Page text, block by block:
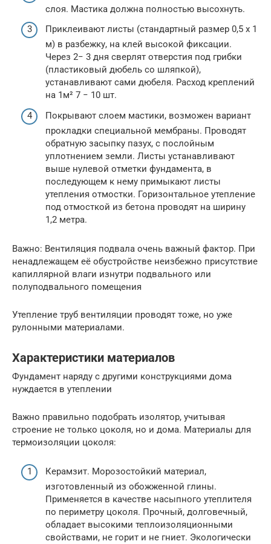
слоя. Мастика должна полностью высохнуть.
Приклеивают листы (стандартный размер 0,5 х 1
м) в разбежку, на клей высокой фиксации.
Через 2− 3 дня сверлят отверстия под грибки
(пластиковый дюбель со шляпкой),
устанавливают сами дюбеля. Расход креплений
на 1м² 7 − 10 шт.
Покрывают слоем мастики, возможен вариант
прокладки специальной мембраны. Проводят
обратную засыпку пазух, с послойным
уплотнением земли. Листы устанавливают
выше нулевой отметки фундамента, в
последующем к нему примыкают листы
утепления отмостки. Горизонтальное утепление
под отмосткой из бетона проводят на ширину
1,2 метра.
Важно: Вентиляция подвала очень важный фактор. При
ненадлежащем её обустройстве неизбежно присутствие
капиллярной влаги изнутри подвального или
полуподвального помещения
Утепление труб вентиляции проводят тоже, но уже
рулонными материалами.
Характеристики материалов
Фундамент наряду с другими конструкциями дома
нуждается в утеплении
Важно правильно подобрать изолятор, учитывая
строение не только цоколя, но и дома. Материалы для
термоизоляции цоколя:
Керамзит. Морозостойкий материал,
изготовленный из обожженной глины.
Применяется в качестве насыпного утеплителя
по периметру цоколя. Прочный, долговечный,
обладает высокими теплоизоляционными
свойствами, не горит и не гниет. Экологически